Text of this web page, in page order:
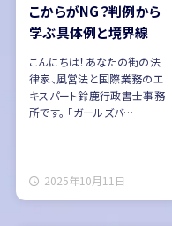
こからがNG？判例から
学ぶ具体例と境界線
こんにちは！あなたの街の法
律家、風営法と国際業務のエ
キスパート鈴鹿行政書士事務
所です。 「ガールズバ…
2025年10月11日